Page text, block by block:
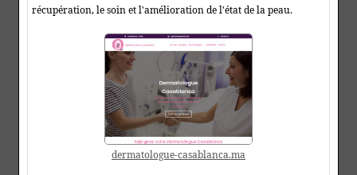
récupération, le soin et l'amélioration de l'état de la peau.
dermatologue-casablanca.ma